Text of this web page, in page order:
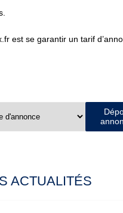
est se garantir un tarif
ACTUALITÉS